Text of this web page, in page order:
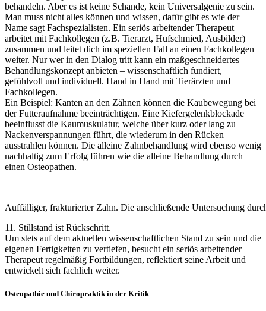
behandeln. Aber es ist keine Schande, kein Universalgenie zu sein.
Man muss nicht alles können und wissen, dafür gibt es wie der
Name sagt Fachspezialisten. Ein seriös arbeitender Therapeut
arbeitet mit Fachkollegen (z.B. Tierarzt, Hufschmied, Ausbilder)
zusammen und leitet dich im speziellen Fall an einen Fachkollegen
weiter. Nur wer in den Dialog tritt kann ein maßgeschneidertes
Behandlungskonzept anbieten – wissenschaftlich fundiert,
gefühlvoll und individuell. Hand in Hand mit Tierärzten und
Fachkollegen.
Ein Beispiel: Kanten an den Zähnen können die Kaubewegung bei
der Futteraufnahme beeinträchtigen. Eine Kiefergelenkblockade
beeinflusst die Kaumuskulatur, welche über kurz oder lang zu
Nackenverspannungen führt, die wiederum in den Rücken
ausstrahlen können. Die alleine Zahnbehandlung wird ebenso wenig
nachhaltig zum Erfolg führen wie die alleine Behandlung durch
einen Osteopathen.
Auffälliger, frakturierter Zahn. Die anschließende Untersuchung
11. Stillstand ist Rückschritt.
Um stets auf dem aktuellen wissenschaftlichen Stand zu sein und die
eigenen Fertigkeiten zu vertiefen, besucht ein seriös arbeitender
Therapeut regelmäßig Fortbildungen, reflektiert seine Arbeit und
entwickelt sich fachlich weiter.
Osteopathie und Chiropraktik in der Kritik